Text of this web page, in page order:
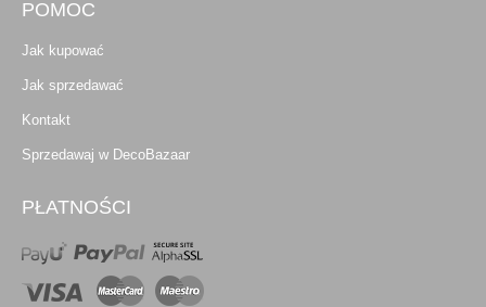
POMOC
Jak kupować
Jak sprzedawać
Kontakt
Sprzedawaj w DecoBazaar
PŁATNOŚCI